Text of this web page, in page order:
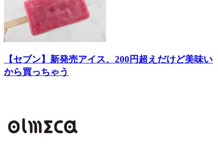
【セブン】新発売アイス、200円超えだけど美味い
から買っちゃう